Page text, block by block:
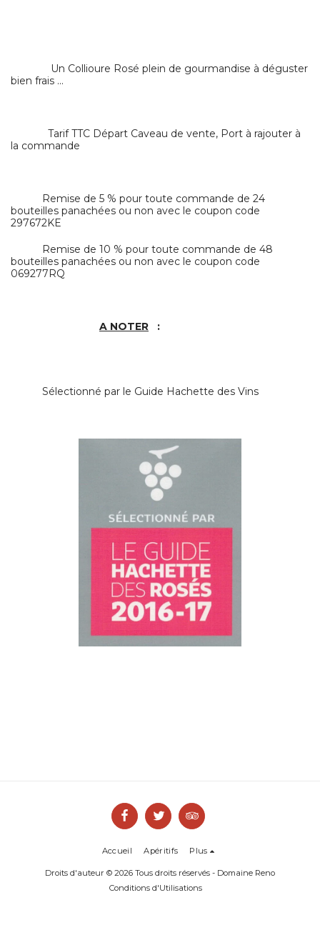
Un Collioure Rosé plein de gourmandise à déguster
bien frais ...
Tarif TTC Départ Caveau de vente, Port à rajouter à
la commande
Remise de 5 % pour toute commande de 24
bouteilles panachées ou non avec le coupon code
297672KE
Remise de 10 % pour toute commande de 48
bouteilles panachées ou non avec le coupon code
069277RQ
A NOTER :
Sélectionné par le Guide Hachette des Vins
Accueil Apéritifs Plus
Droits d'auteur © 2026 Tous droits réservés - Domaine Reno
Conditions d'Utilisations